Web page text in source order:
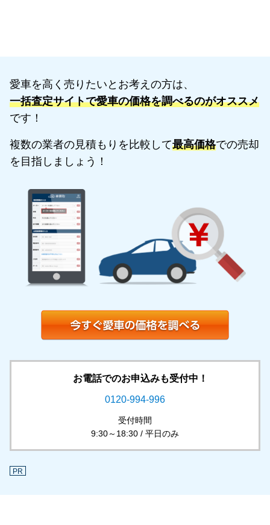
愛車を高く売りたいとお考えの方は、
一括査定サイトで愛車の価格を調べるのがオススメ
です！
複数の業者の見積もりを比較して最高価格での売却
を目指しましょう！
お電話でのお申込みも受付中！
0120-994-996
受付時間
9:30～18:30 / 平日のみ
PR